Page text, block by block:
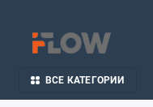
ВСЕ КАТЕГОРИИ